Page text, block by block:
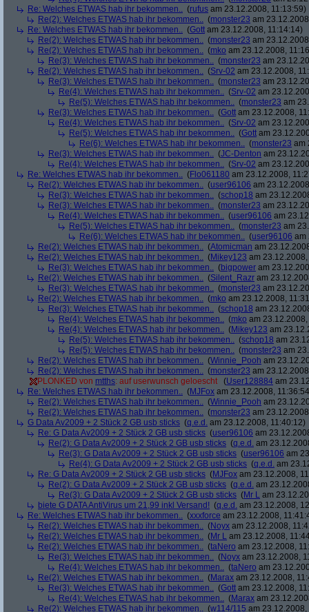
Re: Welches ETWAS hab ihr bekommen.. (rufus am 23.12.2008, 11:13:59)
Re(2): Welches ETWAS hab ihr bekommen.. (monster23 am
Re: Welches ETWAS hab ihr bekommen.. (Gott am 23.12.2008, 11:14:14)
Re(2): Welches ETWAS hab ihr bekommen.. (monster23 am
Re(2): Welches ETWAS hab ihr bekommen.. (mko am 23.12.2008,
Re(3): Welches ETWAS hab ihr bekommen.. (monster23 am
Re(2): Welches ETWAS hab ihr bekommen.. (Srv-02 am 23.12.2008,
Re(3): Welches ETWAS hab ihr bekommen.. (monster23 am
Re(4): Welches ETWAS hab ihr bekommen.. (Srv-02 am
Re(5): Welches ETWAS hab ihr bekommen.. (monster23 am
Re(3): Welches ETWAS hab ihr bekommen.. (Gott am 23.12.2008,
Re(4): Welches ETWAS hab ihr bekommen.. (Srv-02 am
Re(5): Welches ETWAS hab ihr bekommen.. (Gott am
Re(6): Welches ETWAS hab ihr bekommen.. (monster23 am
Re(3): Welches ETWAS hab ihr bekommen.. (JC-Denton am
Re(4): Welches ETWAS hab ihr bekommen.. (Srv-02 am
Re: Welches ETWAS hab ihr bekommen.. (Flo061180 am 23.12.2008,
Re(2): Welches ETWAS hab ihr bekommen.. (user96106 am
Re(3): Welches ETWAS hab ihr bekommen.. (schop18 am
Re(3): Welches ETWAS hab ihr bekommen.. (monster23 am
Re(4): Welches ETWAS hab ihr bekommen.. (user96106 am
Re(5): Welches ETWAS hab ihr bekommen.. (monster23 am
Re(6): Welches ETWAS hab ihr bekommen.. (user96106 am
Re(2): Welches ETWAS hab ihr bekommen.. (Atomicman am
Re(2): Welches ETWAS hab ihr bekommen.. (Mikey123 am
Re(3): Welches ETWAS hab ihr bekommen.. (bigpower am
Re(2): Welches ETWAS hab ihr bekommen.. (Silent_Razr am
Re(3): Welches ETWAS hab ihr bekommen.. (monster23 am
Re(2): Welches ETWAS hab ihr bekommen.. (mko am 23.12.2008,
Re(3): Welches ETWAS hab ihr bekommen.. (schop18 am
Re(4): Welches ETWAS hab ihr bekommen.. (mko am
Re(4): Welches ETWAS hab ihr bekommen.. (Mikey123 am
Re(5): Welches ETWAS hab ihr bekommen.. (schop18 am
Re(5): Welches ETWAS hab ihr bekommen.. (monster23 am
Re(2): Welches ETWAS hab ihr bekommen.. (Winnie_Pooh am
Re(2): Welches ETWAS hab ihr bekommen.. (monster23 am
PLONKED von mtths: auf userwunsch geloescht (User128884 am
Re: Welches ETWAS hab ihr bekommen.. (MJFox am 23.12.2008,
Re(2): Welches ETWAS hab ihr bekommen.. (Winnie_Pooh am
Re(2): Welches ETWAS hab ihr bekommen.. (monster23 am
G Data Av2009 + 2 Stück 2 GB usb sticks (q.e.d. am 23.12.2008, 11:40:12)
Re: G Data Av2009 + 2 Stück 2 GB usb sticks (user96106 am
Re(2): G Data Av2009 + 2 Stück 2 GB usb sticks (q.e.d. am
Re(3): G Data Av2009 + 2 Stück 2 GB usb sticks (user96106 am
Re(4): G Data Av2009 + 2 Stück 2 GB usb sticks (q.e.d. am
Re: G Data Av2009 + 2 Stück 2 GB usb sticks (MJFox am 23.12.2008,
Re(2): G Data Av2009 + 2 Stück 2 GB usb sticks (q.e.d. am
Re(3): G Data Av2009 + 2 Stück 2 GB usb sticks (Mr L am
biete G DATA AntiVirus um 21,99 inkl Versand! (q.e.d. am 23.12.2008,
Re: Welches ETWAS hab ihr bekommen.. (xxxforce am 23.12.2008,
Re(2): Welches ETWAS hab ihr bekommen.. (Noyx am 23.12.2008,
Re(2): Welches ETWAS hab ihr bekommen.. (Mr L am 23.12.2008,
Re(2): Welches ETWAS hab ihr bekommen.. (taNero am 23.12.2008,
Re(3): Welches ETWAS hab ihr bekommen.. (Noyx am 23.12.2008,
Re(4): Welches ETWAS hab ihr bekommen.. (taNero am
Re(2): Welches ETWAS hab ihr bekommen.. (Marax am 23.12.2008,
Re(3): Welches ETWAS hab ihr bekommen.. (Gott am 23.12.2008,
Re(4): Welches ETWAS hab ihr bekommen.. (Marax am
Re(2): Welches ETWAS hab ihr bekommen.. (w114/115 am 23.12.2008,